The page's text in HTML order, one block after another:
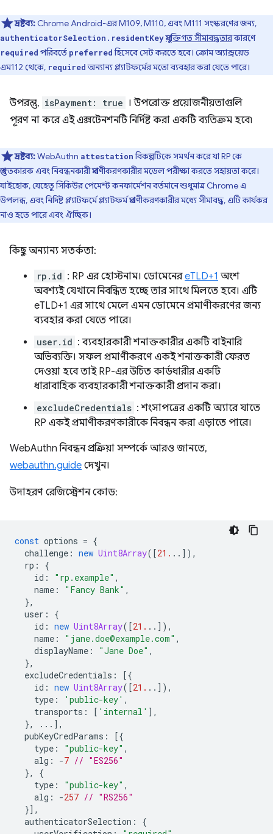
দ্রষ্টব্য: Chrome Android-এর M109, M110, এবং M111 সংস্করণের জন্য,
authenticatorSelection.residentKeyপ্রযুক্তিগত সীমাবদ্ধতারকারণে
required পরিবর্তে preferredহিসেবে সেট করতে হবে। ক্রোম অ্যান্ড্রয়েড
এম112 থেকে, requiredঅন্যান্য প্ল্যাটফর্মের মতো ব্যবহার করা যেতে পারে।
উপরন্তু, isPayment: true । উপরোক্ত প্রয়োজনীয়তাগুলি
পূরণ না করে এই এক্সটেনশনটি নির্দিষ্ট করা একটি ব্যতিক্রম হবে৷
দ্রষ্টব্য:WebAuthn attestationবিকল্পটিকে সমর্থন করে যা RP কে
প্রস্তুতকারক এবং নিবন্ধনকারী প্রমাণীকরণকারীর মডেল পরীক্ষা করতে সহায়তা করে।
যাইহোক, যেহেতু সিকিউর পেমেন্ট কনফার্মেশন বর্তমানে শুধুমাত্র Chrome এ
উপলব্ধ, এবং নির্দিষ্ট প্ল্যাটফর্মে প্ল্যাটফর্ম প্রমাণীকরণকারীর মধ্যে সীমাবদ্ধ, এটি কার্যকর
নাও হতে পারে এবং ঐচ্ছিক।
কিছু অন্যান্য সতর্কতা:
rp.id : RP এর হোস্টনাম। ডোমেনেরeTLD+1 অংশ
অবশ্যই যেখানে নিবন্ধিত হচ্ছে তার সাথে মিলতে হবে। এটি
eTLD+1 এর সাথে মেলে এমন ডোমেনে প্রমাণীকরণের জন্য
ব্যবহার করা যেতে পারে।
user.id : ব্যবহারকারী শনাক্তকারীর একটি বাইনারি
অভিব্যক্তি। সফল প্রমাণীকরণে একই শনাক্তকারী ফেরত
দেওয়া হবে তাই RP-এর উচিত কার্ডধারীর একটি
ধারাবাহিক ব্যবহারকারী শনাক্তকারী প্রদান করা।
excludeCredentials : শংসাপত্রের একটি অ্যারে যাতে
RP একই প্রমাণীকরণকারীকে নিবন্ধন করা এড়াতে পারে।
WebAuthn নিবন্ধন প্রক্রিয়া সম্পর্কে আরও জানতে,
webauthn.guide দেখুন।
উদাহরণ রেজিস্ট্রেশন কোড:
const options = {
challenge : new Uint8Array([21. ..]),
rp :
{
id : "rp.example" ,
name : "Fancy Bank" ,
},
user :
{
id : new Uint8Array([21. ..]),
name : "jane.doe@example.com" ,
displayName : "Jane Doe" ,
},
excludeCredentials :
[{
id : new Uint8Array([21. ..]),
type : 'public-key' ,
transports : [ 'internal' ],
},
...],
pubKeyCredParams :
[{
type : "public-key" ,
alg : -7 // "ES256"
},
{
type : "public-key" ,
alg : -257 // "RS256"
}],
authenticatorSelection :
{